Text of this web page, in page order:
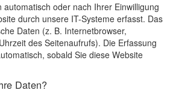
oder nach Ihrer Einwilligung
durch unsere IT-Systeme erfasst. Das
Daten (z. B. Internetbrowser,
des Seitenaufrufs). Die Erfassung
sobald Sie diese Website
Daten?